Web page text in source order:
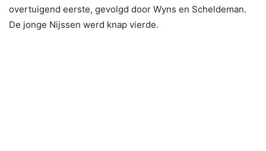
overtuigend eerste, gevolgd door Wyns en Scheldeman.
De jonge Nijssen werd knap vierde.